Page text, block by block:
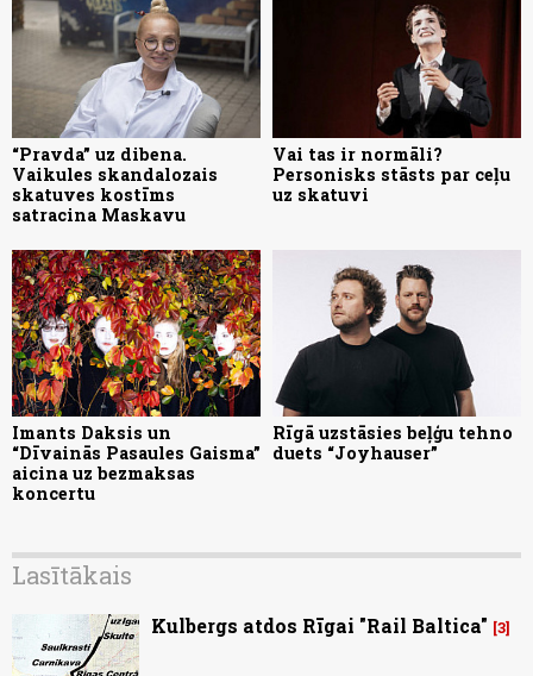
“Pravda” uz dibena.
Vaikules skandalozais
skatuves kostīms
satracina Maskavu
Vai tas ir normāli?
Personisks stāsts par ceļu
uz skatuvi
Imants Daksis un
“Dīvainās Pasaules Gaisma”
aicina uz bezmaksas
koncertu
Rīgā uzstāsies beļģu tehno
duets “Joyhauser”
Lasītākais
Kulbergs atdos Rīgai "Rail Baltica" 3